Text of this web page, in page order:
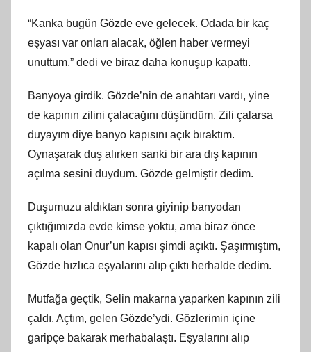
“Kanka bugün Gözde eve gelecek. Odada bir kaç
eşyası var onları alacak, öğlen haber vermeyi
unuttum.” dedi ve biraz daha konuşup kapattı.
Banyoya girdik. Gözde’nin de anahtarı vardı, yine
de kapının zilini çalacağını düşündüm. Zili çalarsa
duyayım diye banyo kapısını açık bıraktım.
Oynaşarak duş alırken sanki bir ara dış kapının
açılma sesini duydum. Gözde gelmiştir dedim.
Duşumuzu aldıktan sonra giyinip banyodan
çıktığımızda evde kimse yoktu, ama biraz önce
kapalı olan Onur’un kapısı şimdi açıktı. Şaşırmıştım,
Gözde hızlıca eşyalarını alıp çıktı herhalde dedim.
Mutfağa geçtik, Selin makarna yaparken kapının zili
çaldı. Açtım, gelen Gözde’ydi. Gözlerimin içine
garipçe bakarak merhabalaştı. Eşyalarını alıp